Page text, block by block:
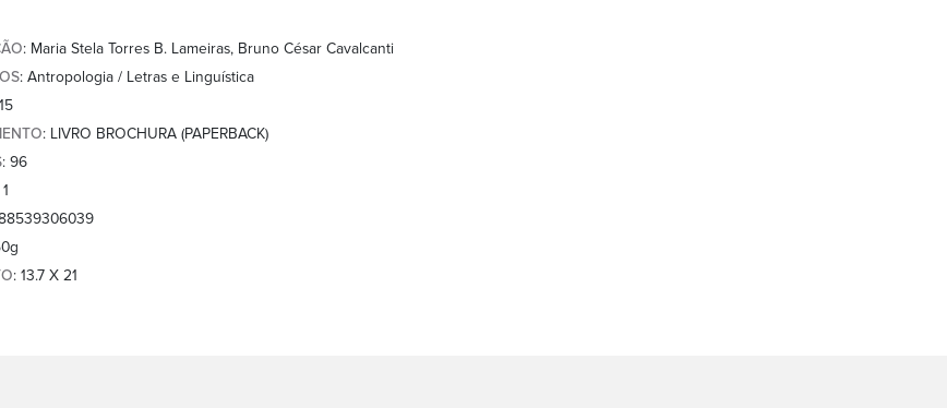
: Maria Stela Torres B. Lameiras, Bruno César Cavalcanti
: Antropologia / Letras e Linguística
: LIVRO BROCHURA (PAPERBACK)
: 96
: 13.7 X 21